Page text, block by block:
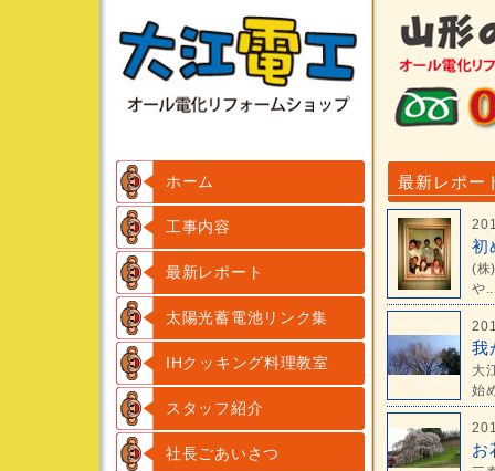
ホーム
工事内容
最新レポート
太陽光蓄電池リンク集
IHクッキング料理教室
スタッフ紹介
社長ごあいさつ
最新レポー
初
(株
や..
我
大
始
お